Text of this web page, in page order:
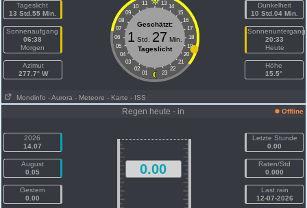
Tageslicht
13 Std.55 Min.
Sonnenaufgang
06:38
Morgen
Azimut
277.7° W
11 13
10
14
09
15
08
16
07
17
06
18
05
19
04
20
03
21
02
22
01 23
Geschätzt:
1 Std. 27 Min.
Tageslicht
Dunkelheit
10 Std.04 Min.
Sonnenuntergang
20:33
Heute
Höhe
15.5°
Mondinfo - Aurora - Meteore - Karte - ISS
Regen heute - in Offline
2026
14.07
August
0.05
Gestern
0.00
0.00
Letzte Stunde
0.00
Raten/Std
0.000
Last rain
12-07-2026